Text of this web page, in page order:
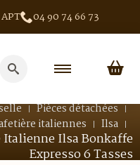
04 90 74 66 73
Pièces détachées
italiennes
Ilsa
Italienne Ilsa Bonkaffe
Expresso 6 Tasses